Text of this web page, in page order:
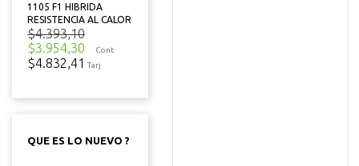
1105 F1 HIBRIDA
RESISTENCIA AL CALOR
$4.393,10
$3.954,30
Cont
$4.832,41 Tarj
QUE ES LO NUEVO ?